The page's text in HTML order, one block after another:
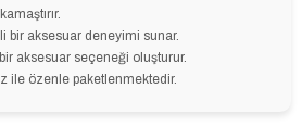
bir aksesuar deneyimi sunar.
aksesuar seçeneği oluşturur.
ile özenle paketlenmektedir.